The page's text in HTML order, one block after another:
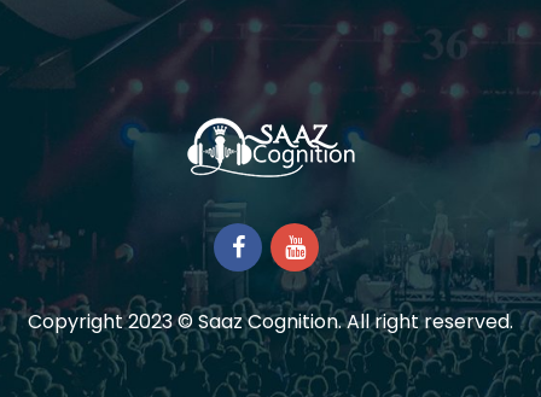
Copyright 2023 © Saaz Cognition. All right reserved.